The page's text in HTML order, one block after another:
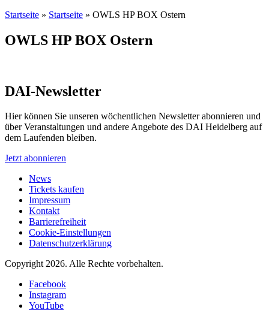
Startseite » Startseite » OWLS HP BOX Ostern
OWLS HP BOX Ostern
DAI-Newsletter
Hier können Sie unseren wöchentlichen Newsletter abonnieren und
über Veranstaltungen und andere Angebote des DAI Heidelberg auf
dem Laufenden bleiben.
Jetzt abonnieren
News
Tickets kaufen
Impressum
Kontakt
Barrierefreiheit
Cookie-Einstellungen
Datenschutzerklärung
Copyright 2026. Alle Rechte vorbehalten.
Facebook
Instagram
YouTube